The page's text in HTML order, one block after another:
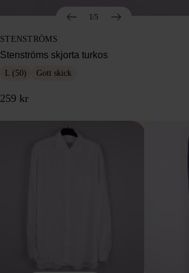
1/5
STENSTRÖMS
Stenströms skjorta turkos
L (50) Gott skick
259 kr